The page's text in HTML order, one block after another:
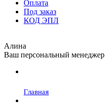
Оплата
Под заказ
КОД ЭПЛ
Алина
Ваш персональный менеджер
Главная